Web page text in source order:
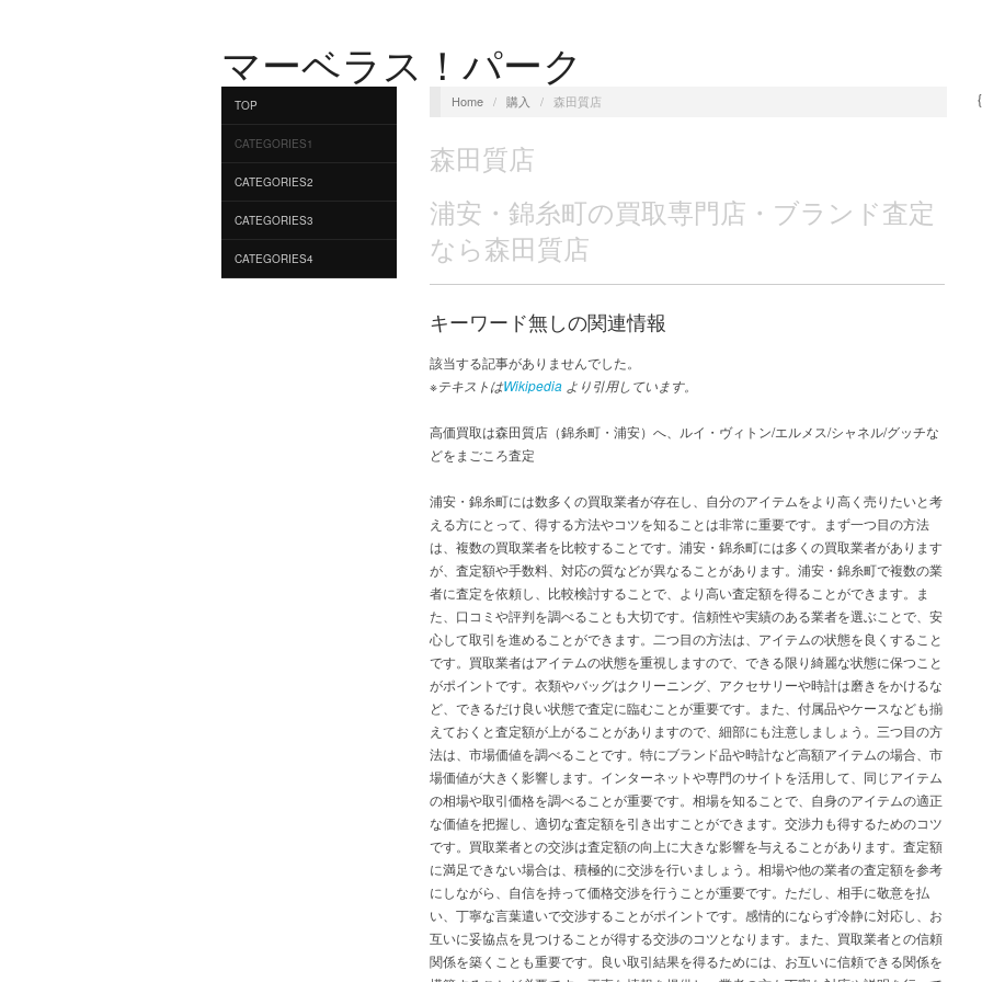
マーベラス！パーク
TOP
CATEGORIES1
CATEGORIES2
CATEGORIES3
CATEGORIES4
Home / 購入 / 森田質店
森田質店
浦安・錦糸町の買取専門店・ブランド査定
なら森田質店
キーワード無しの関連情報
該当する記事がありませんでした。
※テキストはWikipedia より引用しています。
高価買取は森田質店（錦糸町・浦安）へ、ルイ・ヴィトン/エルメス/シャネル/グッチな
どをまごころ査定
浦安・錦糸町には数多くの買取業者が存在し、自分のアイテムをより高く売りたいと考
える方にとって、得する方法やコツを知ることは非常に重要です。まず一つ目の方法
は、複数の買取業者を比較することです。浦安・錦糸町には多くの買取業者があります
が、査定額や手数料、対応の質などが異なることがあります。浦安・錦糸町で複数の業
者に査定を依頼し、比較検討することで、より高い査定額を得ることができます。ま
た、口コミや評判を調べることも大切です。信頼性や実績のある業者を選ぶことで、安
心して取引を進めることができます。二つ目の方法は、アイテムの状態を良くすること
です。買取業者はアイテムの状態を重視しますので、できる限り綺麗な状態に保つこと
がポイントです。衣類やバッグはクリーニング、アクセサリーや時計は磨きをかけるな
ど、できるだけ良い状態で査定に臨むことが重要です。また、付属品やケースなども揃
えておくと査定額が上がることがありますので、細部にも注意しましょう。三つ目の方
法は、市場価値を調べることです。特にブランド品や時計など高額アイテムの場合、市
場価値が大きく影響します。インターネットや専門のサイトを活用して、同じアイテム
の相場や取引価格を調べることが重要です。相場を知ることで、自身のアイテムの適正
な価値を把握し、適切な査定額を引き出すことができます。交渉力も得するためのコツ
です。買取業者との交渉は査定額の向上に大きな影響を与えることがあります。査定額
に満足できない場合は、積極的に交渉を行いましょう。相場や他の業者の査定額を参考
にしながら、自信を持って価格交渉を行うことが重要です。ただし、相手に敬意を払
い、丁寧な言葉遣いで交渉することがポイントです。感情的にならず冷静に対応し、お
互いに妥協点を見つけることが得する交渉のコツとなります。また、買取業者との信頼
関係を築くことも重要です。良い取引結果を得るためには、お互いに信頼できる関係を